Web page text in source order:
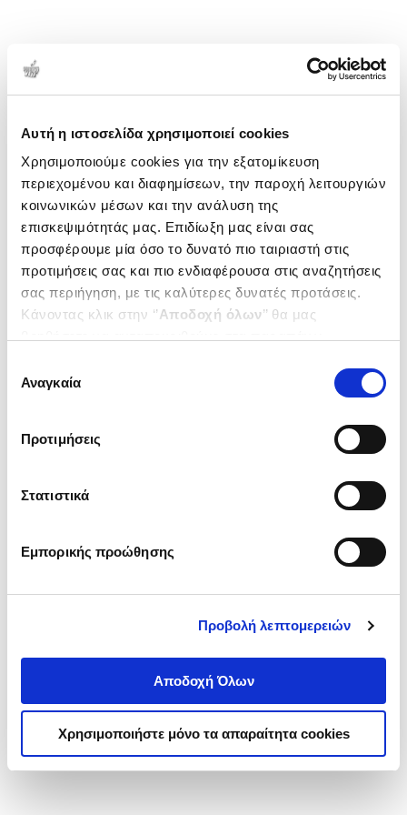
Αυτή η ιστοσελίδα χρησιμοποιεί cookies
Χρησιμοποιούμε cookies για την εξατομίκευση
περιεχομένου και διαφημίσεων, την παροχή λειτουργιών
κοινωνικών μέσων και την ανάλυση της
επισκεψιμότητάς μας. Επιδίωξη μας είναι σας
προσφέρουμε μία όσο το δυνατό πιο ταιριαστή στις
προτιμήσεις σας και πιο ενδιαφέρουσα στις αναζητήσεις
σας περιήγηση, με τις καλύτερες δυνατές προτάσεις.
Κάνοντας κλικ στην ‘’Αποδοχή όλων’’ θα μας
ενδιαφέρουν και να επιλέξετε από τα παρακάτω με την
΄΄και να ενημερωθείτε σχετικά με
συγκατάθεσης
Αναγκαία
Προτιμήσεις
Στατιστικά
Εμπορικής προώθησης
Προβολή λεπτομερειών
Αποδοχή Όλων
Χρησιμοποιήστε μόνο τα απαραίτητα cookies